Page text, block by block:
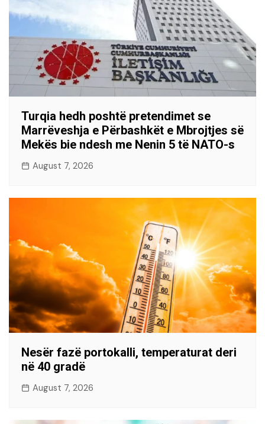
Turqia hedh poshtë pretendimet se
Marrëveshja e Përbashkët e Mbrojtjes së
Mekës bie ndesh me Nenin 5 të NATO-s
August 7, 2026
Nesër fazë portokalli, temperaturat deri
në 40 gradë
August 7, 2026